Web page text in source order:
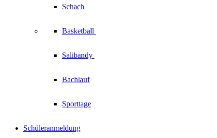
Schach
Basketball
Salibandy
Bachlauf
Sporttage
Schüleranmeldung